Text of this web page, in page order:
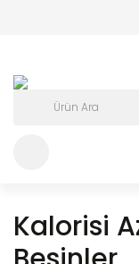
Kalorisi